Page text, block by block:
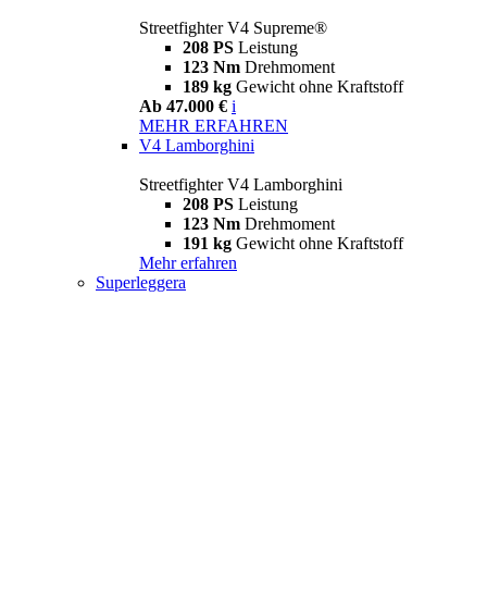
Streetfighter V4 Supreme®
208 PS Leistung
123 Nm Drehmoment
189 kg Gewicht ohne Kraftstoff
Ab 47.000 € i
MEHR ERFAHREN
V4 Lamborghini
Streetfighter V4 Lamborghini
208 PS Leistung
123 Nm Drehmoment
191 kg Gewicht ohne Kraftstoff
Mehr erfahren
Superleggera